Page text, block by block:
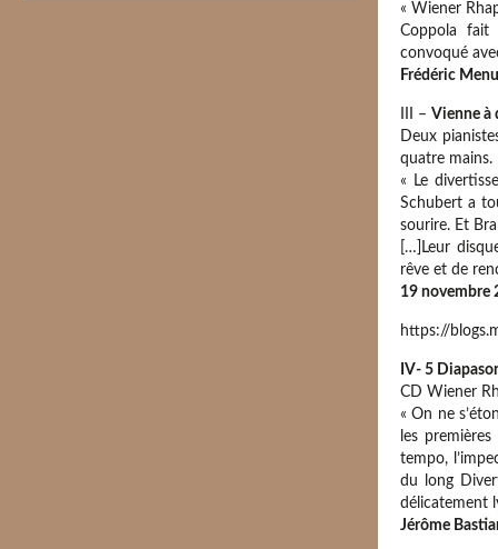
« Wiener
Coppola fait
convoqué
Frédéric
III – Vienne à
Deux
quatre mains.
« Le
Schubert a
sourire. Et
[…]Leur
rêve et de
19 novembre
https://
IV- 5
CD Wiener
« On ne
les
tempo,
du long
délicatement
Jérôme